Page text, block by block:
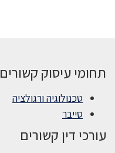
תחומי עיסוק קשורים
טכנולוגיה ורגולציה
סייבר
עורכי דין קשורים